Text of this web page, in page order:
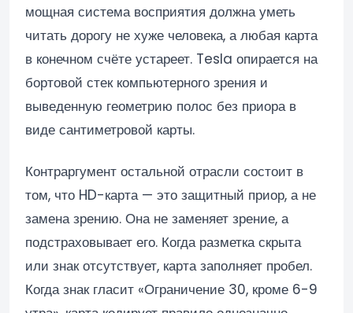
мощная система восприятия должна уметь
читать дорогу не хуже человека, а любая карта
в конечном счёте устареет. Tesla опирается на
бортовой стек компьютерного зрения и
выведенную геометрию полос без приора в
виде сантиметровой карты.
Контраргумент остальной отрасли состоит в
том, что HD-карта — это защитный приор, а не
замена зрению. Она не заменяет зрение, а
подстраховывает его. Когда разметка скрыта
или знак отсутствует, карта заполняет пробел.
Когда знак гласит «Ограничение 30, кроме 6-9